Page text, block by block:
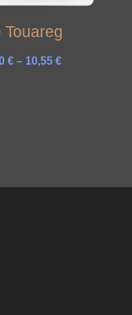
Touareg
€ – 10,55€Preisspanne: